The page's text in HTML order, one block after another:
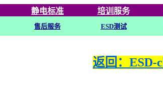
静电标准 培训 服务
售后服务 ESD测试
返回：ESD-